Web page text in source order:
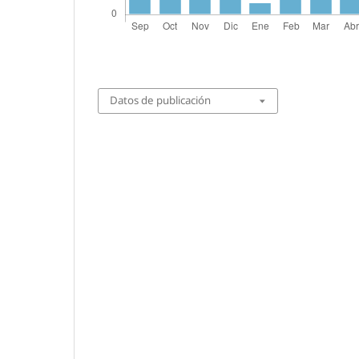
Datos de publicación